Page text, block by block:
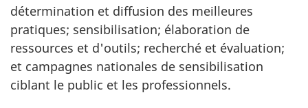
détermination et diffusion des meilleures
pratiques; sensibilisation; élaboration de
ressources et d'outils; recherché et évaluation;
et campagnes nationales de sensibilisation
ciblant le public et les professionnels.